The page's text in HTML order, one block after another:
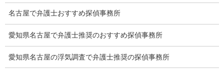
名古屋で弁護士おすすめ探偵事務所
愛知県名古屋で弁護士推奨のおすすめ探偵事務所
愛知県名古屋の浮気調査で弁護士推奨の探偵事務所